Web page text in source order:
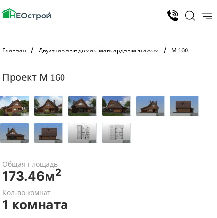
Главная Двухэтажные дома с мансардным этажом М 160
Проект М 160
Общая площадь
173.46м2
Кол-во комнат
1 комната